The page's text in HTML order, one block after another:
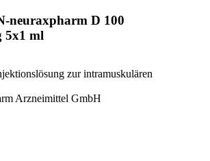
neuraxpharm D 100
5x1 ml
zur intramuskulären
Arzneimittel GmbH